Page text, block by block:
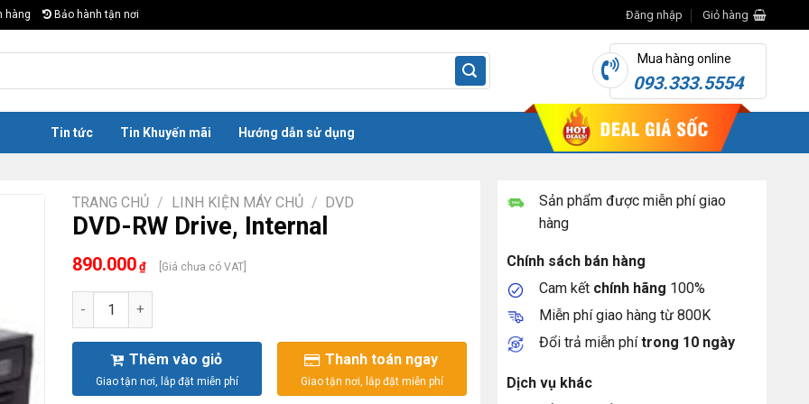
hàng Bảo hành tận nơi Đăng nhập Giỏ hàng
Mua hàng online
093.333.5554
Tin tức Tin Khuyến mãi Hướng dẫn sử dụng
TRANG CHỦ / LINH KIỆN MÁY CHỦ / DVD
DVD-RW Drive, Internal
890.000 ₫ [Giá chưa có VAT]
DVD-RW Drive, Internal số lượng
Thêm vào giỏ Thanh toán ngay
Sản phẩm được miễn phí giao
hàng
Chính sách bán hàng
Cam kết chính hãng 100%
Miễn phí giao hàng từ 800K
Đổi trả miễn phítrong 10 ngày
Dịch vụ khác